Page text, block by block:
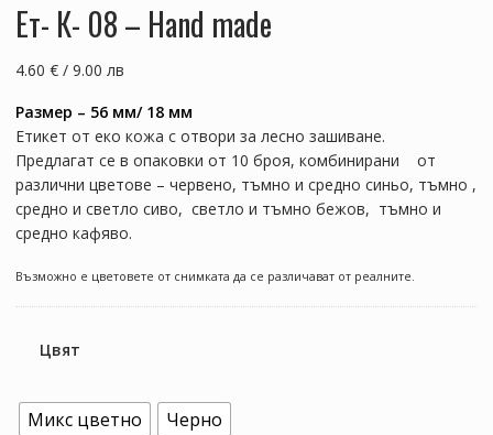
Ет- К- 08 – Hand made
4.60 € / 9.00 лв
Размер – 56 мм/ 18 мм
Етикет от еко кожа с отвори за лесно зашиване.
Предлагат се в опаковки от 10 броя, комбинирани от
различни цветове – червено, тъмно и средно синьо, тъмно ,
средно и светло сиво, светло и тъмно бежов, тъмно и
средно кафяво.
Възможно е цветовете от снимката да се различават от реалните.
Цвят
Микс цветно Черно